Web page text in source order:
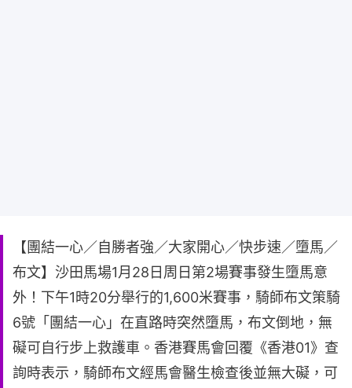
【團結一心／自勝者強／大家開心／快步速／墮馬／
布文】沙田馬場1月28日周日第2場賽事發生墮馬意
外！下午1時20分舉行的1,600米賽事，騎師布文策騎
6號「團結一心」在直路時突然墮馬，布文倒地，無
礙可自行步上救護車。香港賽馬會回覆《香港01》查
詢時表示，騎師布文經馬會醫生檢查後並無大礙，可